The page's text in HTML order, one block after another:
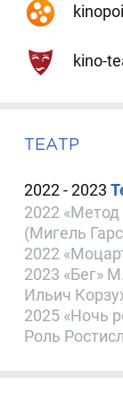
kino-
ТЕАТР
2022 - 2023
2022 «Метод
(Мигель
2022
2023 «Бег»
Ильич
2025 «Ночь
Роль